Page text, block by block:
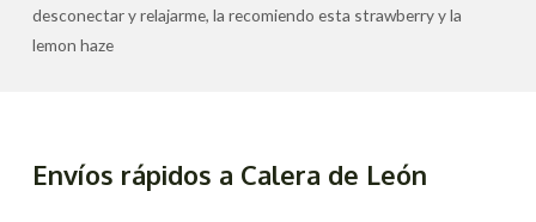
desconectar y relajarme, la recomiendo esta strawberry y la
lemon haze
Envíos rápidos a Calera de León